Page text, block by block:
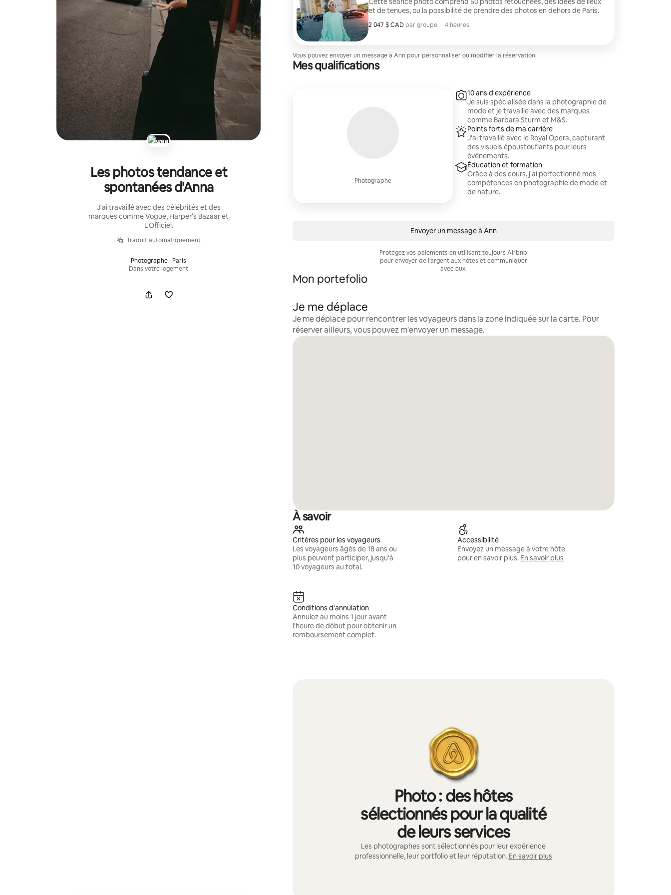
Les photos tendance et
spontanées d'Anna
J'ai travaillé avec des célébrités et des
marques comme Vogue, Harper's Bazaar et
L'Officiel.
Traduit automatiquement
Photographe · Paris
Dans votre logement
et de tenues, ou la possibilité de prendre des photos en dehors de Paris.
2 047 $ CAD par groupe
2 047 $ CAD par groupe
, · 4 heures
Vous pouvez envoyer un message à Ann pour personnaliser ou modifier la réservation.
Mes qualifications
Photographe
10 ans d'expérience
Je suis spécialisée dans la photographie de
mode et je travaille avec des marques
comme Barbara Sturm et M&S.
Points forts de ma carrière
J'ai travaillé avec le Royal Opera, capturant
des visuels époustouflants pour leurs
événements.
Éducation et formation
Grâce à des cours, j'ai perfectionné mes
compétences en photographie de mode et
de nature.
Envoyer un message à Ann
Protégez vos paiements en utilisant toujours Airbnb
pour envoyer de l'argent aux hôtes et communiquer
avec eux.
Mon portefolio
Je me déplace
Je me déplace pour rencontrer les voyageurs dans la zone indiquée sur la carte. Pour
réserver ailleurs, vous pouvez m'envoyer un message.
À savoir
Critères pour les voyageurs
Les voyageurs âgés de 18 ans ou
plus peuvent participer, jusqu'à
10 voyageurs au total.
Accessibilité
Envoyez un message à votre hôte
pour en savoir plus. En savoir plus
Conditions d'annulation
Annulez au moins 1 jour avant
l'heure de début pour obtenir un
remboursement complet.
Photo : des hôtes
sélectionnés pour la qualité
de leurs services
Les photographes sont sélectionnés pour leur expérience
professionnelle, leur portfolio et leur réputation. En savoir plus